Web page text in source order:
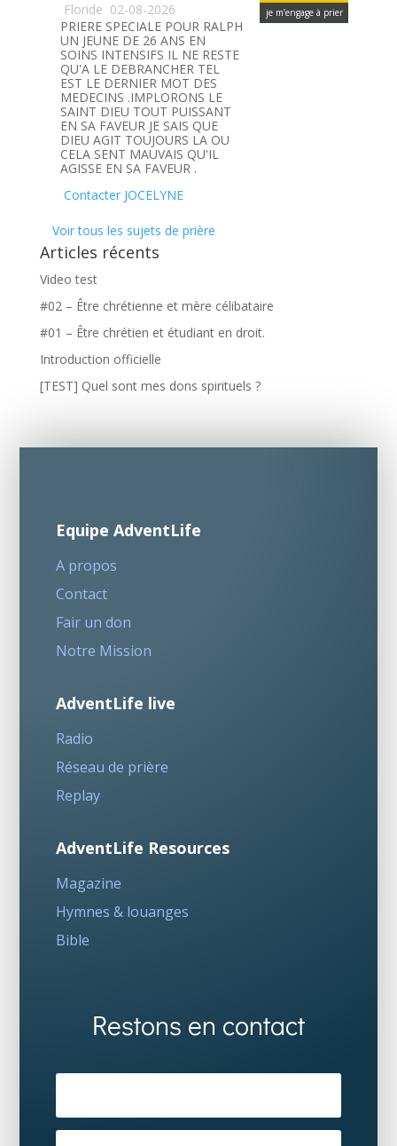
je m’engage à prier
Floride 02-08-2026
PRIERE SPECIALE POUR RALPH
UN JEUNE DE 26 ANS EN
SOINS INTENSIFS IL NE RESTE
QU'A LE DEBRANCHER TEL
EST LE DERNIER MOT DES
MEDECINS .IMPLORONS LE
SAINT DIEU TOUT PUISSANT
EN SA FAVEUR JE SAIS QUE
DIEU AGIT TOUJOURS LA OU
CELA SENT MAUVAIS QU'IL
AGISSE EN SA FAVEUR .
Contacter JOCELYNE
Voir tous les sujets de prière
Articles récents
Video test
#02 – Être chrétienne et mère célibataire
#01 – Être chrétien et étudiant en droit.
Introduction officielle
[TEST] Quel sont mes dons spirituels ?
Equipe AdventLife
A propos
Contact
Fair un don
Notre Mission
AdventLife live
Radio
Réseau de prière
Replay
AdventLife Resources
Magazine
Hymnes & louanges
Bible
Restons en contact